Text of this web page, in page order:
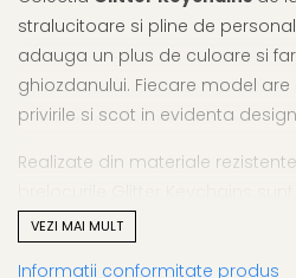
stralucitoare si pline de
adauga un plus de culoare si
ghiozdanului. Fiecare model
privirile si scot in evidenta
Realizate din materiale
adolescenti si iubitorii de
usoare si perfecte pentru
VEZI MAI MULT
Informatii conformitate produs